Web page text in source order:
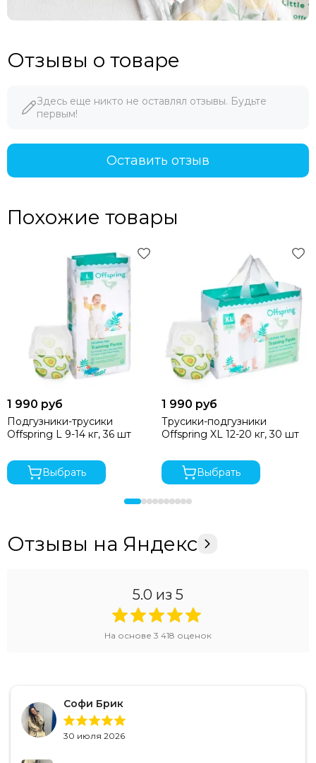
Отзывы о товаре
Здесь еще никто не оставлял отзывы. Будьте
первым!
Оставить отзыв
Похожие товары
1 990 руб
Подгузники-трусики
Offspring L 9-14 кг, 36 шт
Выбрать
1 990 руб
Трусики-подгузники
Offspring XL 12-20 кг, 30 шт
Выбрать
Отзывы на Яндекс
5.0 из 5
На основе 3 418 оценок
Софи Брик
30 июля 2026